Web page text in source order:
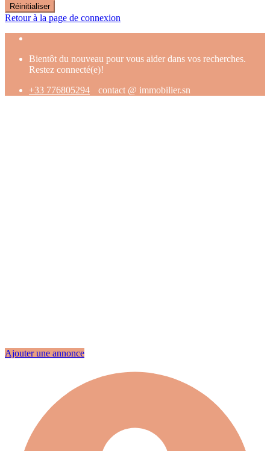
Réinitialiser
Retour à la page de connexion
Bientôt du nouveau pour vous aider dans vos recherches.
Restez connecté(e)!
+33 776805294
contact @ immobilier.sn
Ajouter une annonce